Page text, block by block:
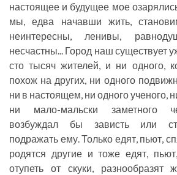
настоящее и будущее мое
мы, едва начавши жить,
неинтересны, ленивы,
несчастны... Город наш существует
сто тысяч жителей, и ни одного,
похож на других, ни одного
ни в настоящем, ни одного ученого,
ни мало-мальски заметного
возбуждал бы зависть или
подражать ему. Только едят, пьют,
родятся другие и тоже едят,
отупеть от скуки, разнообразят